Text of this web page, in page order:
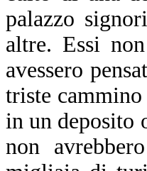
palazzo
altre. Essi
avessero
triste
in un deposito
non